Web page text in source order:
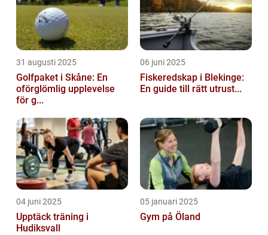
31 augusti 2025
Golfpaket i Skåne: En
oförglömlig upplevelse
för g...
06 juni 2025
Fiskeredskap i Blekinge:
En guide till rätt utrust...
04 juni 2025
Upptäck träning i
Hudiksvall
05 januari 2025
Gym på Öland